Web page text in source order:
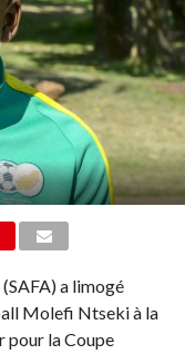
a limogé
Molefi Ntseki à la
pour la Coupe